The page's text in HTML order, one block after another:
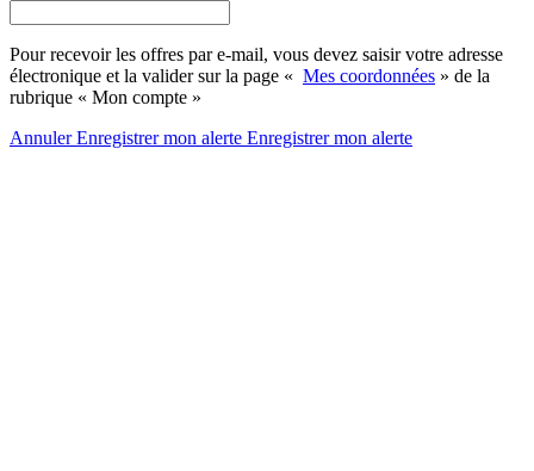
Pour recevoir les offres par e-mail, vous devez saisir votre adresse
électronique et la valider sur la page « Mes coordonnées » de la
rubrique « Mon compte »
AnnulerEnregistrer mon alerte Enregistrermon alerte